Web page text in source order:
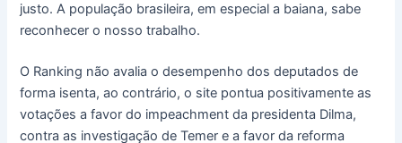
justo. A população brasileira, em especial a baiana, sabe
reconhecer o nosso trabalho.
O Ranking não avalia o desempenho dos deputados de
forma isenta, ao contrário, o site pontua positivamente as
votações a favor do impeachment da presidenta Dilma,
contra as investigação de Temer e a favor da reforma